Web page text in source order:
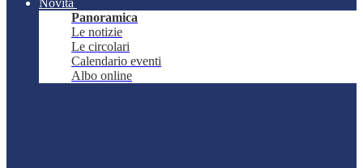
Novità
Panoramica
Le notizie
Le circolari
Calendario eventi
Albo online